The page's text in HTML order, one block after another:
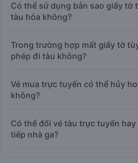
Có thể sử dụng bản sao giấy tờ
tàu hỏa không?
Trong trường hợp mất giấy tờ
phép đi tàu không?
Vé mua trực tuyến có thể hủy
không?
Có thể đổi vé tàu trực tuyến
tiếp nhà ga?